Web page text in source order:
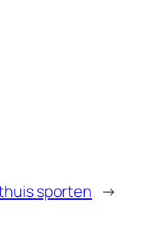
sporten →